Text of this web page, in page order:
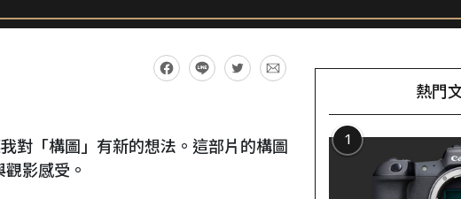
對「構圖」有新的想法。這部片的構圖
影感受。
熱門
1